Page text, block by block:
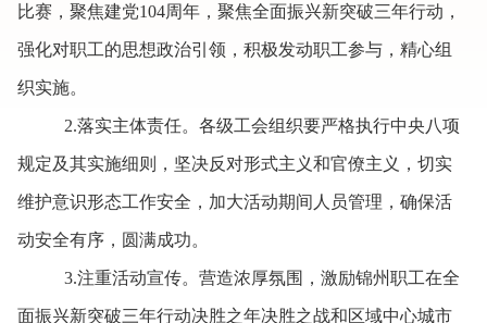
比赛，聚焦建党104周年，聚焦全面振兴新突破三年行动，
强化对职工的思想政治引领，积极发动职工参与，精心组
织实施。
2.落实主体责任。各级工会组织要严格执行中央八项
规定及其实施细则，坚决反对形式主义和官僚主义，切实
维护意识形态工作安全，加大活动期间人员管理，确保活
动安全有序，圆满成功。
3.注重活动宣传。营造浓厚氛围，激励锦州职工在全
面振兴新突破三年行动决胜之年决胜之战和区域中心城市